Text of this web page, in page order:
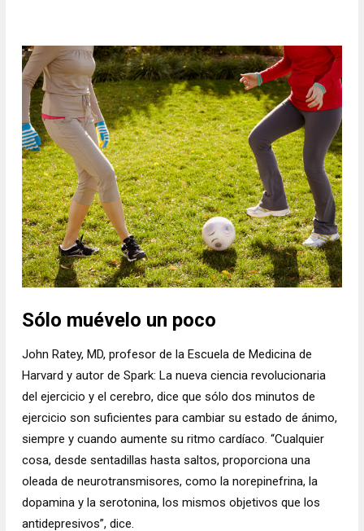
Sólo muévelo un poco
John Ratey, MD, profesor de la Escuela de Medicina de
Harvard y autor de Spark: La nueva ciencia revolucionaria
del ejercicio y el cerebro, dice que sólo dos minutos de
ejercicio son suficientes para cambiar su estado de ánimo,
siempre y cuando aumente su ritmo cardíaco. “Cualquier
cosa, desde sentadillas hasta saltos, proporciona una
oleada de neurotransmisores, como la norepinefrina, la
dopamina y la serotonina, los mismos objetivos que los
antidepresivos”, dice.